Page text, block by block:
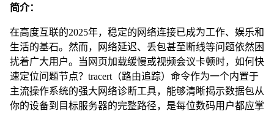
简介：
在高度互联的2025年，稳定的网络连接已成为工作、娱乐和
生活的基石。然而，网络延迟、丢包甚至断线等问题依然困
扰着广大用户。当网页加载缓慢或视频会议卡顿时，如何快
速定位问题节点？tracert（路由追踪）命令作为一个内置于
主流操作系统的强大网络诊断工具，能够清晰揭示数据包从
你的设备到目标服务器的完整路径，是每位数码用户都应掌